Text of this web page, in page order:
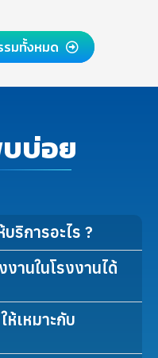
รมทั้งหมด
บ่อย
ริการอะไร ?
านในโรงงานได้
ห้เหมาะกับ